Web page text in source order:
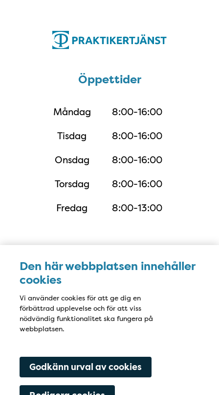
Den här webbplatsen innehåller
cookies
Vi använder cookies för att ge dig en
förbättrad upplevelse och för att viss
nödvändig funktionalitet ska fungera på
webbplatsen.
Godkänn urval av cookies
Öppettider
Måndag
8:00-16:00
Tisdag
8:00-16:00
Onsdag
8:00-16:00
Torsdag
8:00-16:00
Fredag
8:00-13:00
Karta